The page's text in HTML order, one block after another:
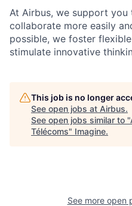
At Airbus, we support
collaborate more easily
possible, we foster
stimulate innovative
This job is no longer
See open jobs at Airbus.
See open jobs similar to "
Télécoms" Imagine.
See more open